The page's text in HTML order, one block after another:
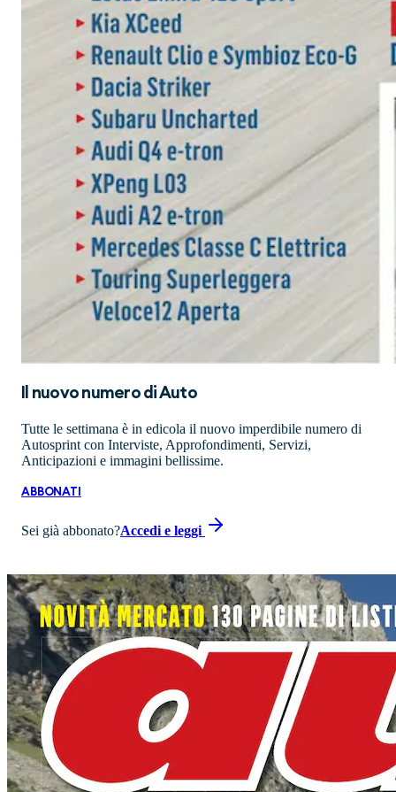
Il nuovo numero diAuto
Tutte le settimana è in edicola il nuovo imperdibile numero di
Autosprint con Interviste, Approfondimenti, Servizi,
Anticipazioni e immagini bellissime.
ABBONATI
Sei già abbonato?Accedi e leggi